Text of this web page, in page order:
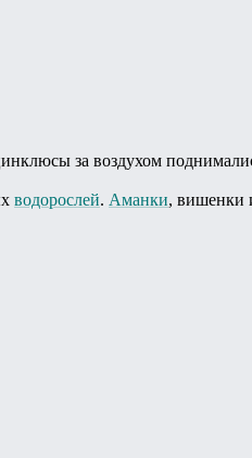
за воздухом
водорослей. Аманки, вишенки